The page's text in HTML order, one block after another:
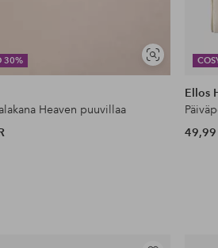
30%
Näytä
samankaltaisia
Heaven puuvillaa
Ellos
49,99